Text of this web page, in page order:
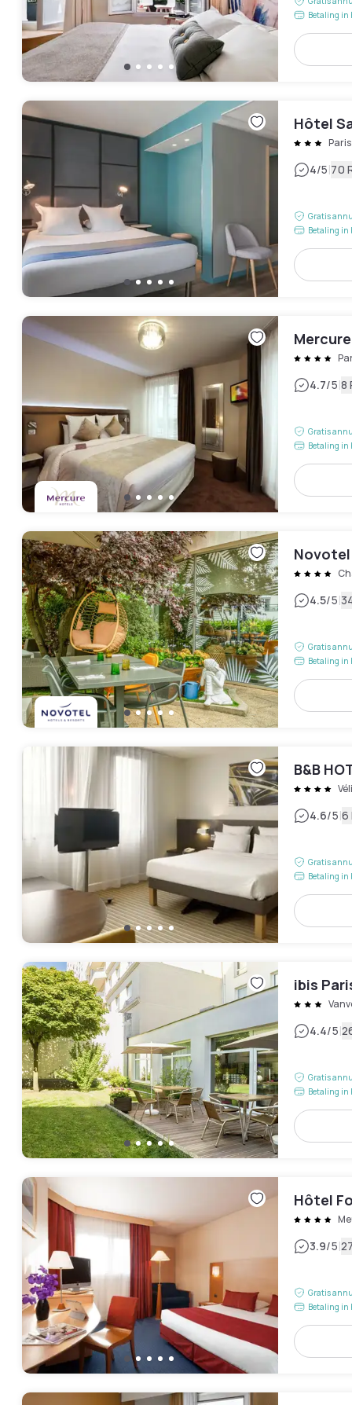
Betaling in
Hôtel
4/5|70
Gratis
Betaling in
4.7/5|8
Gratis
Betaling in
4.5/5|
Gratis
Betaling in
B&B
4.6/5|6
Gratis
Betaling in
ibis
4.4/5|
Gratis
Betaling in
Hôtel
3.9/5|
Gratis
Betaling in